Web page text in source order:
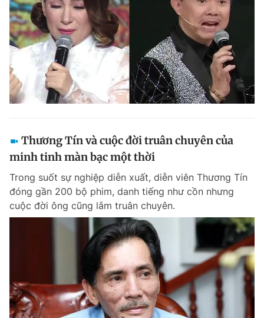
Theo dõi báo trên
Hotline
0906 645 777
Liên hệ quảng cáo
0908 780 404
Đặt báo Quảng cáo RSS Tòa soạn Chính sách bảo
Phó tổng biên tập: Lâm Hiếu Dũng
Phó tổng biên tập: Trần Việt Hưng
Tổng thư ký tòa soạn: Đức Trung
Giấy phép xuất bản số 110/GP - BTTTT cấp ngày 24.3.2020
© 2003-2026 Bản quyền thuộc về Báo Thanh Niên. Cấm sao chép
dưới mọi hình thức nếu không có sự chấp thuận bằng văn bản.
Phát triển bởi ePi Technologies, JSC.
Thương Tín và cuộc đời truân chuyên của
minh tinh màn bạc một thời
Trong suốt sự nghiệp diễn xuất, diễn viên Thương Tín
đóng gần 200 bộ phim, danh tiếng như cồn nhưng
cuộc đời ông cũng lắm truân chuyên.